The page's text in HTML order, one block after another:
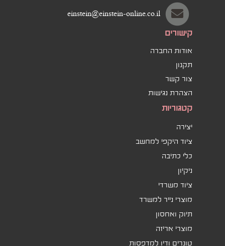
einstein@einstein-online.co.il
קישורים
אודות החברה
תקנון
צור קשר
הצהרת נגישות
קטגוריות
יצירה
ציוד היקפי למחשב
כלי כתיבה
ניקיון
ציוד משרדי
מוצרי נייר למשרד
תיוק ואחסון
מוצרי אריזה
טונרים ודיו למדפסות